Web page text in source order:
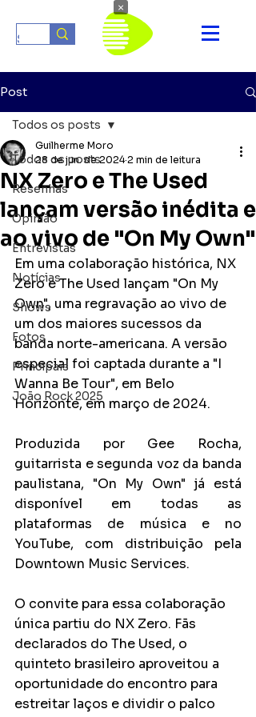
Post
Todos os posts
Resenhas
Opinião
Entrevistas
Notícias
Shows
Fotos
Principais
João Rock 2025
Todos os posts
NX Zero e The Used
lançam versão inédita e
ao vivo de "On My Own"
Guilherme Moro
28 de jun. de 2024 2 min de leitura
Em uma colaboração histórica, NX
Zero e The Used lançam "On My
Own", uma regravação ao vivo de
um dos maiores sucessos da
banda norte-americana. A versão
especial foi captada durante a "I
Wanna Be Tour", em Belo
Horizonte, em março de 2024.
Produzida por Gee Rocha,
guitarrista e segunda voz da banda
paulistana, "On My Own" já está
disponível em todas as
plataformas de música e no
YouTube, com distribuição pela
Downtown Music Services.
O convite para essa colaboração
única partiu do NX Zero. Fãs
declarados do The Used, o
quinteto brasileiro aproveitou a
oportunidade do encontro para
estreitar laços e dividir o palco
×